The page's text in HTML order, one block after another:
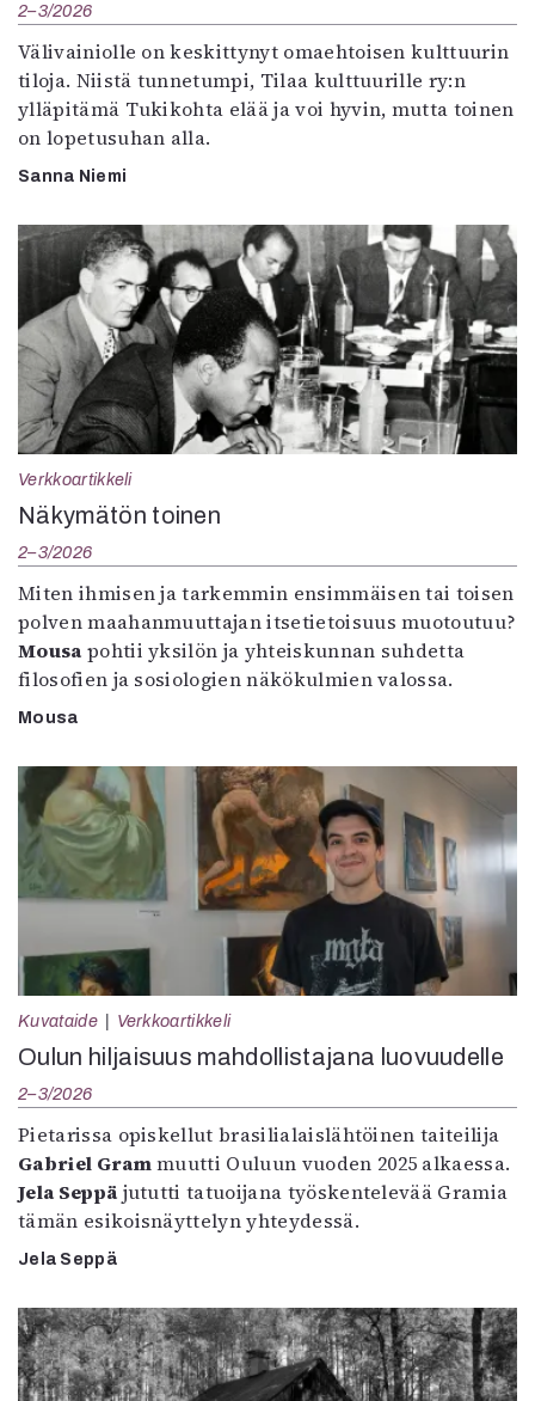
2–3/2026
Välivainiolle on keskittynyt omaehtoisen kulttuurin
tiloja. Niistä tunnetumpi, Tilaa kulttuurille ry:n
ylläpitämä Tukikohta elää ja voi hyvin, mutta toinen
on lopetusuhan alla.
Sanna Niemi
Verkkoartikkeli
Näkymätön toinen
2–3/2026
Miten ihmisen ja tarkemmin ensimmäisen tai toisen
polven maahanmuuttajan itsetietoisuus muotoutuu?
Mousa pohtii yksilön ja yhteiskunnan suhdetta
filosofien ja sosiologien näkökulmien valossa.
Mousa
Kuvataide Verkkoartikkeli
Oulun hiljaisuus mahdollistajana luovuudelle
2–3/2026
Pietarissa opiskellut brasilialaislähtöinen taiteilija
Gabriel Grammuutti Ouluun vuoden 2025 alkaessa.
Jela Seppä jututti tatuoijana työskentelevää Gramia
tämän esikoisnäyttelyn yhteydessä.
Jela Seppä